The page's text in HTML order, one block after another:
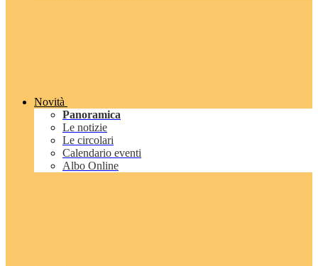
Novità
Panoramica
Le notizie
Le circolari
Calendario eventi
Albo Online